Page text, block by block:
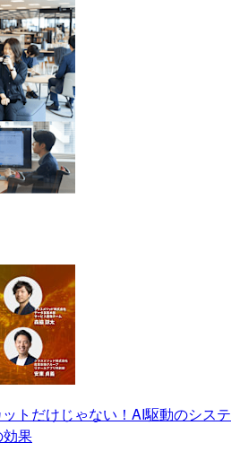
ットだけじゃない！AI駆動のシステ
果